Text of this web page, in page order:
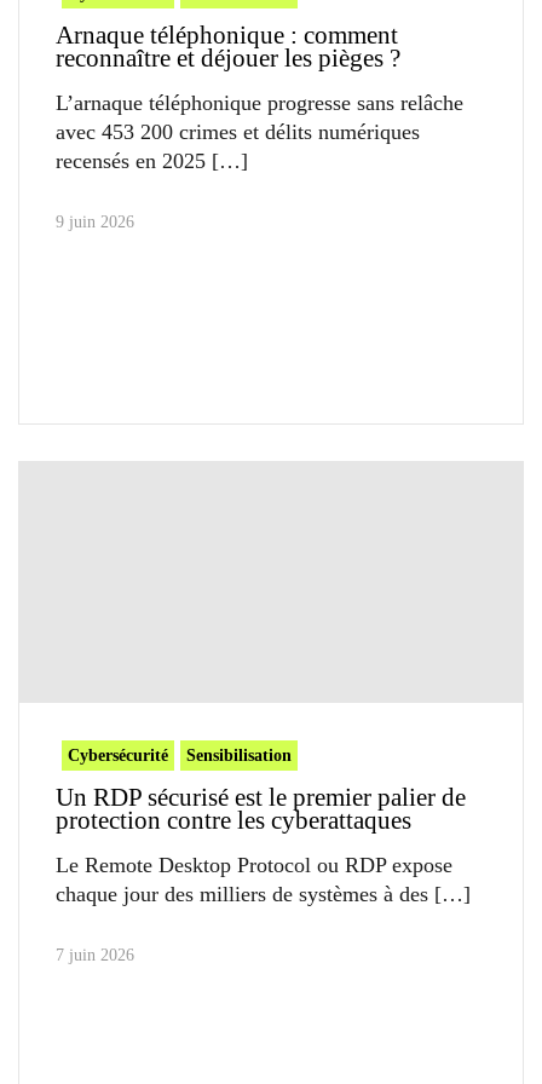
Arnaque téléphonique : comment
reconnaître et déjouer les pièges ?
L’arnaque téléphonique progresse sans relâche
avec 453 200 crimes et délits numériques
recensés en 2025
9 juin 2026
Cybersécurité Sensibilisation
Un RDP sécurisé est le premier palier de
protection contre les cyberattaques
Le Remote Desktop Protocol ou RDP expose
chaque jour des milliers de systèmes à des
7 juin 2026